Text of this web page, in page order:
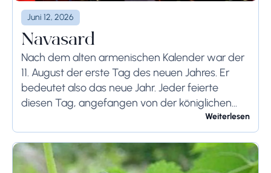
Juni 12, 2026
Navasard
Nach dem alten armenischen Kalender war der
11. August der erste Tag des neuen Jahres. Er
bedeutet also das neue Jahr. Jeder feierte
diesen Tag, angefangen von der königlichen
Familie bis hin zu den örtlichen Bauern....Weiterlesen